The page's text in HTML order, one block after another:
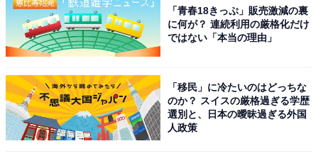
物価高の今、頼りになる食材！ 価格安定＆栄養たっぷり
の「スプラウト」ってどんな野菜？
【関連リンク】
・無印良品週間（公式サイト）
「青春18きっぷ」販売激減の裏
に何が？ 連続利用の厳格化だけ
ではない「本当の理由」
「移民」に冷たいのはどっちな
のか？ スイスの厳格過ぎる学歴
選別と、日本の曖昧過ぎる外国
人政策